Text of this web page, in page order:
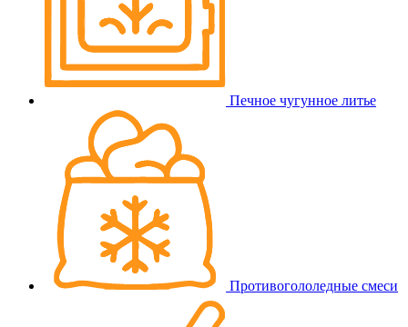
Печное чугунное литье
Противогололедные смеси